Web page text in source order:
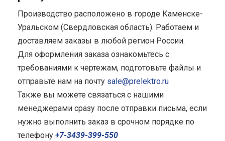
Производство расположено в городе Каменске-
Уральском (Свердловская область). Работаем и
доставляем заказы в любой регион России.
Для оформления заказа ознакомьтесь с
требованиями к чертежам, подготовьте файлы и
отправьте нам на почту sale@prelektro.ru
Также вы можете связаться с нашими
менеджерами сразу после отправки письма, если
нужно выполнить заказ в срочном порядке по
телефону +7-3439-399-550